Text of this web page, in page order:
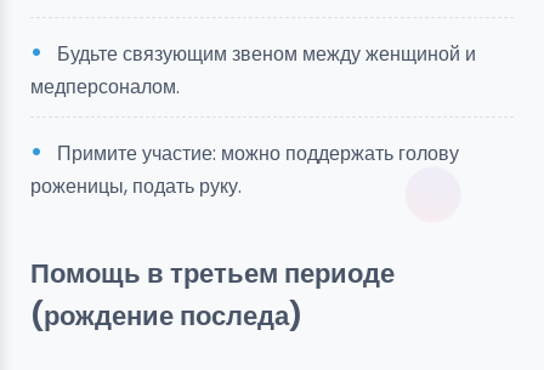
Будьте связующим звеном между женщиной и
медперсоналом.
Примите участие: можно поддержать голову
роженицы, подать руку.
Помощь в третьем периоде
(рождение последа)